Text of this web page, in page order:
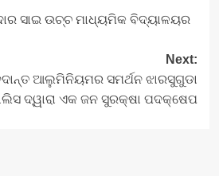
ସାଇ ଉଚ୍ଚ ମାଧ୍ୟମିକ ବିଦ୍ୟାଳୟର
Next:
ଆଲୁମିନିୟମର ସମର୍ଥନ ଝାରସୁଗୁଡା
ଦ୍ୱାରା ଏକ ଜନ ସୁରକ୍ଷା ପଦକ୍ଷେପ